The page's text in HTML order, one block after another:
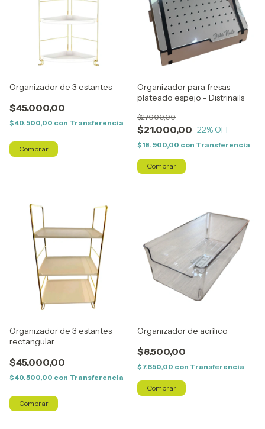
Organizador de 3 estantes
$45.000,00
$40.500,00 con Transferencia
Organizador para fresas
plateado espejo - Distrinails
$21.000,00
$27.000,00
22% OFF
$18.900,00 con Transferencia
Organizador de 3 estantes
rectangular
$45.000,00
$40.500,00 con Transferencia
Organizador de acrílico
$8.500,00
$7.650,00 con Transferencia